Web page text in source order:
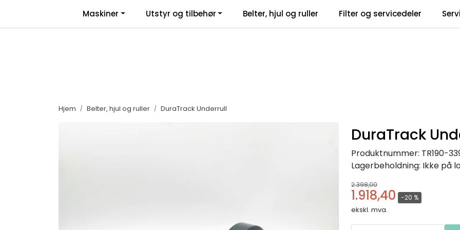
Facebook | Salgsbetingelser | Nyhetsbrev
Maskiner Utstyr og tilbehør Belter, hjul og ruller Filter og servicedeler
Hjem Belter, hjul og ruller DuraTrack Underrull
DuraTrack
Produktnummer: TR190-
Lagerbeholdning: Ikke på
2.398,00
1.918,40 -20 %
ekskl. mva.